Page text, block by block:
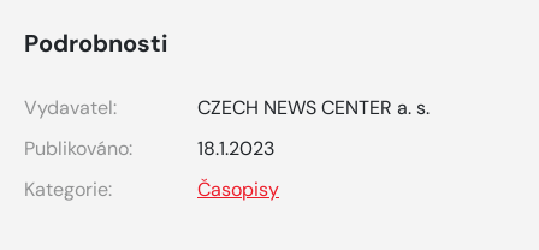
Podrobnosti
Vydavatel:
CZECH NEWS CENTER a. s.
Publikováno:
18.1.2023
Kategorie:
Časopisy